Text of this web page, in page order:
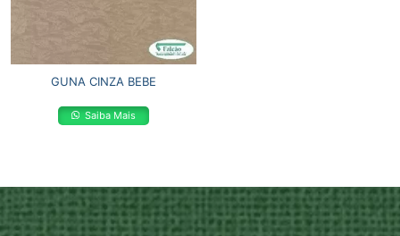
GUNA CINZA BEBE
Saiba Mais